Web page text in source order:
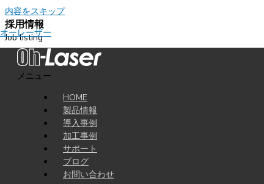
内容をスキップ
オーレーザー
メニュー
HOME
製品情報
導入事例
加工事例
サポート
ブログ
お問い合わせ
採用情報
Job listing
現在募集している職種
サービスエンジニア
ソフトウエア開発
エレクトロニクス開発
メカトロニクス開発